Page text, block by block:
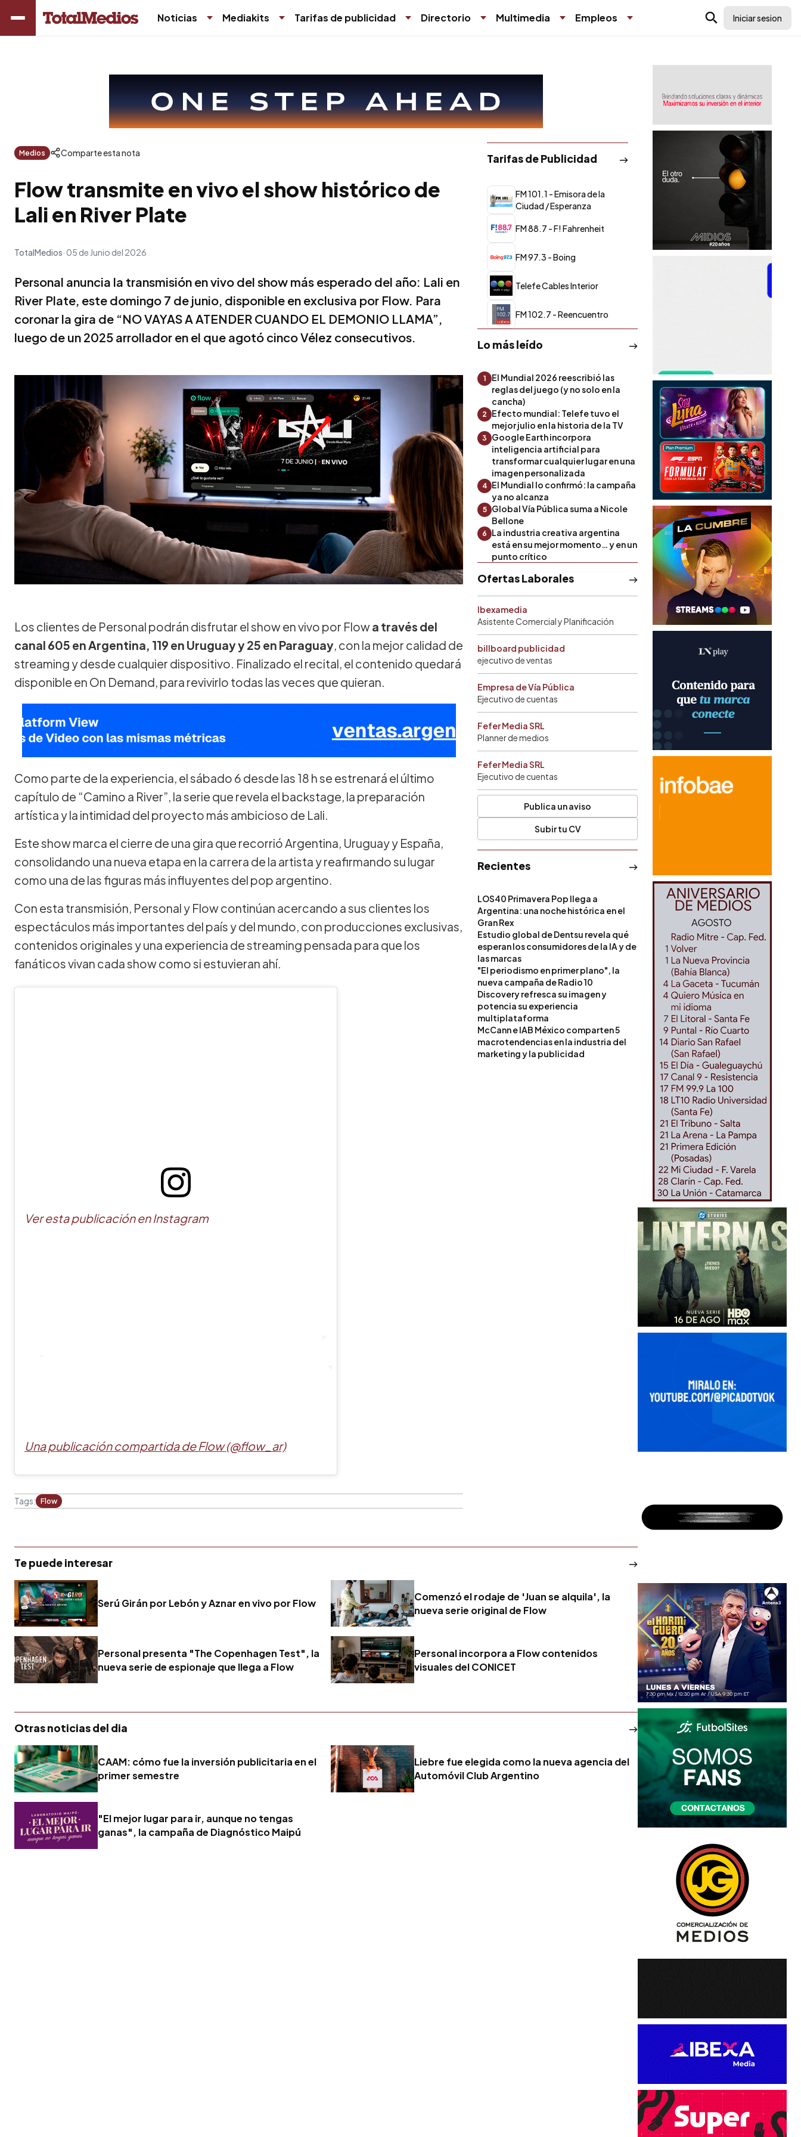
Noticias Mediakits Tarifas de publicidad Directorio Multimedia Empleos Iniciar sesion
Medios Comparte esta nota
Flow transmite en vivo el show histórico de
Lali en River Plate
TotalMedios 05 de Junio del 2026
Personal anuncia la transmisión en vivo del show más esperado del año: Lali en
River Plate, este domingo 7 de junio, disponible en exclusiva por Flow. Para
coronar la gira de “NO VAYAS A ATENDER CUANDO EL DEMONIO LLAMA”,
luego de un 2025 arrollador en el que agotó cinco Vélez consecutivos.
Los clientes de Personal podrán disfrutar el show en vivo por Flowa través del
canal 605 en Argentina, 119 en Uruguay y 25 en Paraguay, con la mejor calidad de
streaming y desde cualquier dispositivo. Finalizado el recital, el contenido quedará
disponible en On Demand, para revivirlo todas las veces que quieran.
Como parte de la experiencia, el sábado 6 desde las 18 h se estrenará el último
capítulo de “Camino a River”, la serie que revela el backstage, la preparación
artística y la intimidad del proyecto más ambicioso de Lali.
Este show marca el cierre de una gira que recorrió Argentina, Uruguay y España,
consolidando una nueva etapa en la carrera de la artista y reafirmando su lugar
como una de las figuras más influyentes del pop argentino.
Con esta transmisión, Personal y Flow continúan acercando a sus clientes los
espectáculos más importantes del país y del mundo, con producciones exclusivas,
contenidos originales y una experiencia de streaming pensada para que los
fanáticos vivan cada show como si estuvieran ahí.
Ver esta publicación en Instagram
Una publicación compartida de Flow (@flow_ar)
Tags: Flow
Tarifas de Publicidad
FM 101.1 - Emisora de la
Ciudad / Esperanza
FM 88.7 - F! Fahrenheit
FM 97.3 - Boing
Telefe Cables Interior
FM 102.7 - Reencuentro
Lo más leído
1
El Mundial 2026 reescribió las
reglas del juego (y no solo en la
cancha)
2
Efecto mundial: Telefe tuvo el
mejor julio en la historia de la TV
3
Google Earth incorpora
inteligencia artificial para
transformar cualquier lugar en una
imagen personalizada
4 El Mundial lo confirmó: la campaña
ya no alcanza
5
Global Vía Pública suma a Nicole
Bellone
6
La industria creativa argentina
está en su mejor momento… y en un
punto crítico
Ofertas Laborales
Ibexamedia
Asistente Comercial y Planificación
billboard publicidad
ejecutivo de ventas
Empresa de Vía Pública
Ejecutivo de cuentas
Fefer Media SRL
Planner de medios
Fefer Media SRL
Ejecutivo de cuentas
Publica un aviso
Subir tu CV
Recientes
LOS40 Primavera Pop llega a
Argentina: una noche histórica en el
Gran Rex
Estudio global de Dentsu revela qué
esperan los consumidores de la IA y de
las marcas
"El periodismo en primer plano", la
nueva campaña de Radio 10
Discovery refresca su imagen y
potencia su experiencia
multiplataforma
McCann e IAB México comparten 5
macrotendencias en la industria del
marketing y la publicidad
Te puede interesar
Serú Girán por Lebón y Aznar en vivo por Flow
Comenzó el rodaje de 'Juan se alquila', la
nueva serie original de Flow
Personal presenta "The Copenhagen Test", la
nueva serie de espionaje que llega a Flow
Personal incorpora a Flow contenidos
visuales del CONICET
Otras noticias del dia
CAAM: cómo fue la inversión publicitaria en el
primer semestre
Liebre fue elegida como la nueva agencia del
Automóvil Club Argentino
"El mejor lugar para ir, aunque no tengas
ganas", la campaña de Diagnóstico Maipú